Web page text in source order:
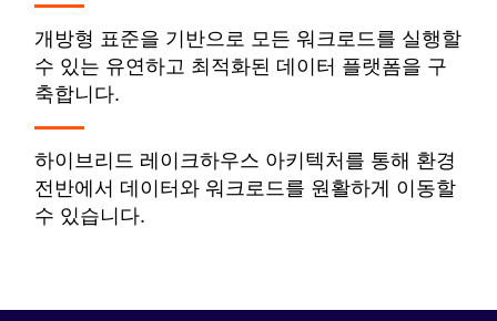
개방형 표준을 기반으로 모든 워크로드를 실행할
수 있는 유연하고 최적화된 데이터 플랫폼을 구
축합니다.
하이브리드 레이크하우스 아키텍처를 통해 환경
전반에서 데이터와 워크로드를 원활하게 이동할
수 있습니다.